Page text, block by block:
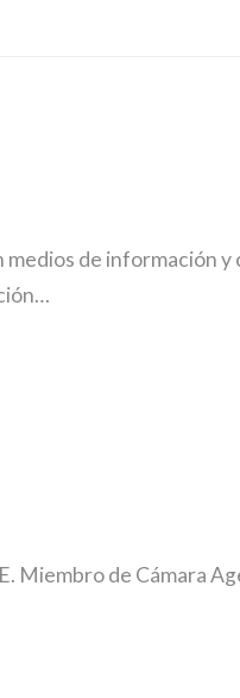
de información
de Cámara